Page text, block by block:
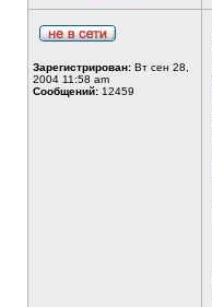
Зарегистрирован: Вт сен 28,
2004 11:58 am
Сообщений: 12459